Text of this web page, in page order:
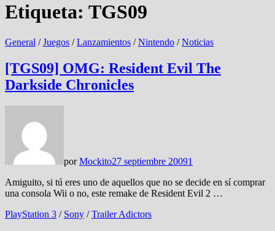
Etiqueta: TGS09
General /Juegos /Lanzamientos /Nintendo /Noticias
[TGS09] OMG: Resident Evil The
Darkside Chronicles
porMockito27 septiembre 20091
Amiguito, si tú eres uno de aquellos que no se decide en sí comprar
una consola Wii o no, este remake de Resident Evil 2 …
PlayStation 3 / Sony /Trailer Adictors